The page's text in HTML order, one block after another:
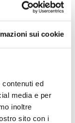
sui cookie
ed
media e per
inoltre
sito con i
20.123
21